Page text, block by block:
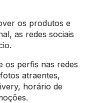
os produtos e
as redes sociais
os perfis nas redes
atraentes,
horário de